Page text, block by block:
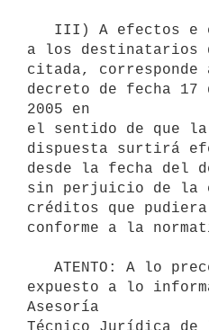
a los destinatarios
citada, corresponde
decreto de fecha 17
2005 en
el sentido de que la
dispuesta surtirá
desde la fecha del
sin perjuicio de la
créditos que pudiera
conforme a la
expuesto a lo
Asesoría